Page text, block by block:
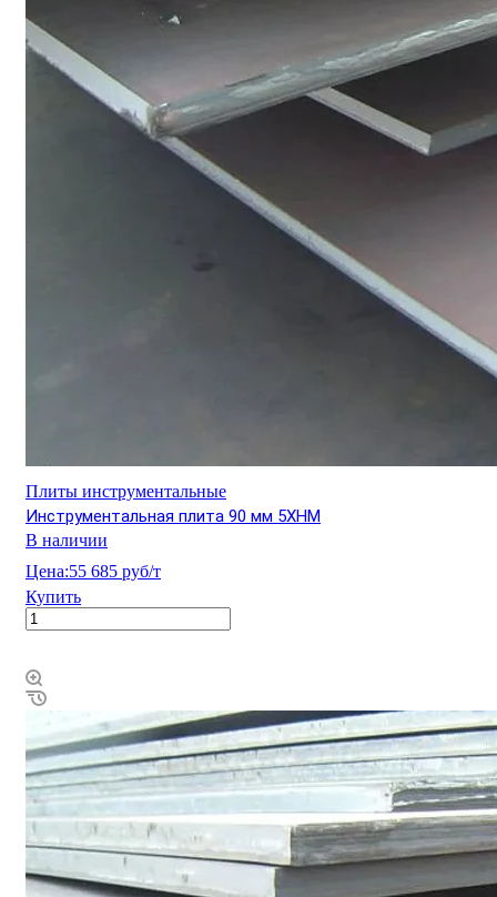
Плиты инструментальные
Инструментальная плита 90 мм 5ХНМ
В наличии
Цена:55 685 руб/т
Купить